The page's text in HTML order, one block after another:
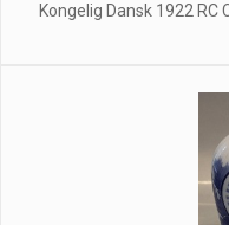
Kongelig Dansk 1922 RC